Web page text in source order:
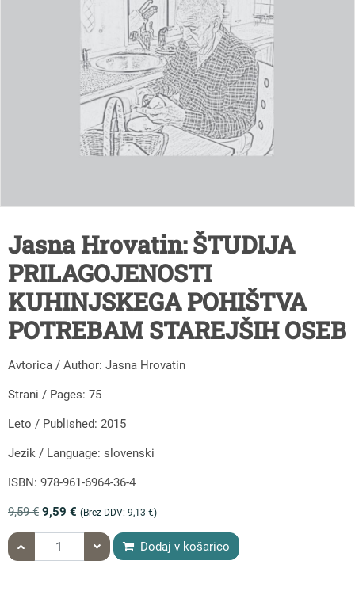
Jasna Hrovatin: ŠTUDIJA
PRILAGOJENOSTI
KUHINJSKEGA POHIŠTVA
POTREBAM STAREJŠIH OSEB
Avtorica / Author: Jasna Hrovatin
Strani / Pages: 75
Leto / Published: 2015
Jezik / Language: slovenski
ISBN: 978-961-6964-36-4
9,59€ 9,59 € (Brez DDV: 9,13 €)
količina Jasna Hrovatin: ŠTUDIJA PRILAGOJENOSTI
Dodaj v košarico